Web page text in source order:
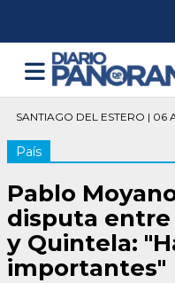
SANTIAGO DEL ESTERO | 06
País
Pablo
disputa
y Quintela:
importantes"